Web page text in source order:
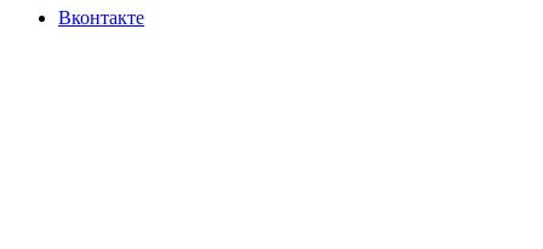
Вконтакте